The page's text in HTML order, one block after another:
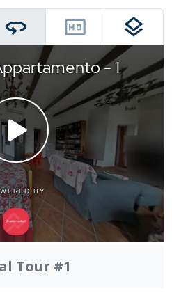
360 hd layers
Tour #1